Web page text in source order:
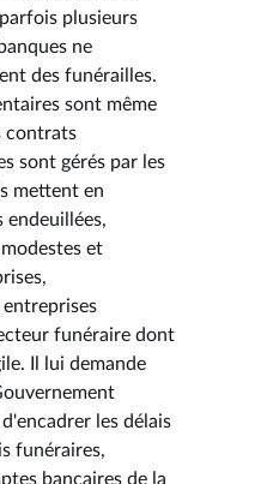
plusieurs
ne
des funérailles.
sont même
contrats
sont gérés par les
mettent en
et
funéraire dont
Il lui demande
les délais
funéraires,
bancaires de la